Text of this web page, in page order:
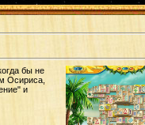
бы не
Осириса,
и